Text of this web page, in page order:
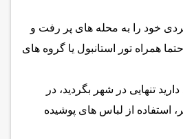
خود را به محله های پر رفت و
همراه تور استانبول یا گروه های
تنهایی در شهر بگردید، در
استفاده از لباس های پوشیده